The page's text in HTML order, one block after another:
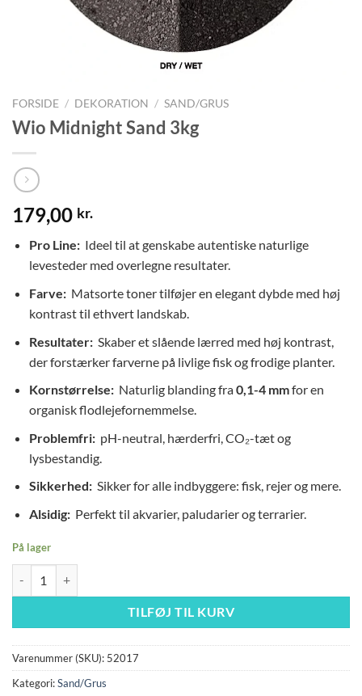
FORSIDE / DEKORATION / SAND/GRUS
Wio Midnight Sand 3kg
179,00 kr.
Pro Line:Ideel til at genskabe autentiske naturlige
levesteder med overlegne resultater.
Farve:Matsorte toner tilføjer en elegant dybde med høj
kontrast til ethvert landskab.
Resultater:Skaber et slående lærred med høj kontrast,
der forstærker farverne på livlige fisk og frodige planter.
Kornstørrelse:Naturlig blanding fra0,1-4 mmfor en
organisk flodlejefornemmelse.
Problemfri:pH-neutral, hærderfri, CO₂-tæt og
lysbestandig.
Sikkerhed:Sikker for alle indbyggere: fisk, rejer og mere.
Alsidig:Perfekt til akvarier, paludarier og terrarier.
På lager
TILFØJ TIL KURV
Varenummer (SKU): 52017
Kategori:Sand/Grus